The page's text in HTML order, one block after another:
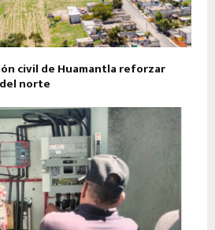
civil de Huamantla reforzar
norte